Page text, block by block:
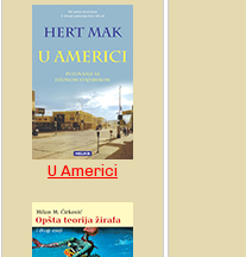
U Americi